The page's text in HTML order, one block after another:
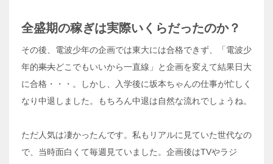
全盛期の稼ぎは実際いくらだったのか？
その後、電波少年の企画では東大には合格できず、「電波少
年的東大どこでもいいから一直線」と企画を変えて結果日大
に合格・・・。しかし、入学後に坂本ちゃんの仕事が忙しく
なり中退しました。もちろん中退は自然な流れでしょうね。
ただ人気は凄かったんです。私もリアルに見ていた世代なの
で、当時面白くて毎週見ていました。企画後はTVやラジ